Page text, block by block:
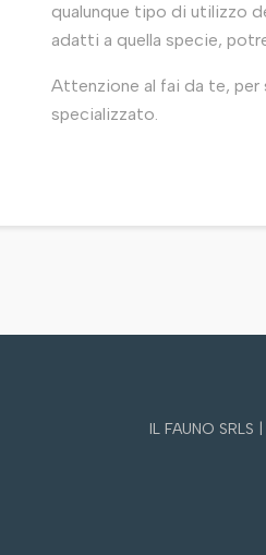
qualunque tipo di utilizzo
adatti a quella specie,
Attenzione al fai da te, per
specializzato.
IL FAUNO